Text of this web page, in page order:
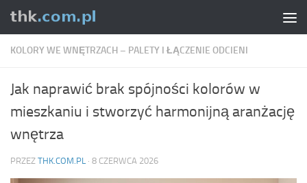
Skip to content
KOLORY WE WNĘTRZACH – PALETY I ŁĄCZENIE ODCIENI
Jak naprawić brak spójności kolorów w
mieszkaniu i stworzyć harmonijną aranżację
wnętrza
PRZEZ THK.COM.PL · 8 CZERWCA 2026